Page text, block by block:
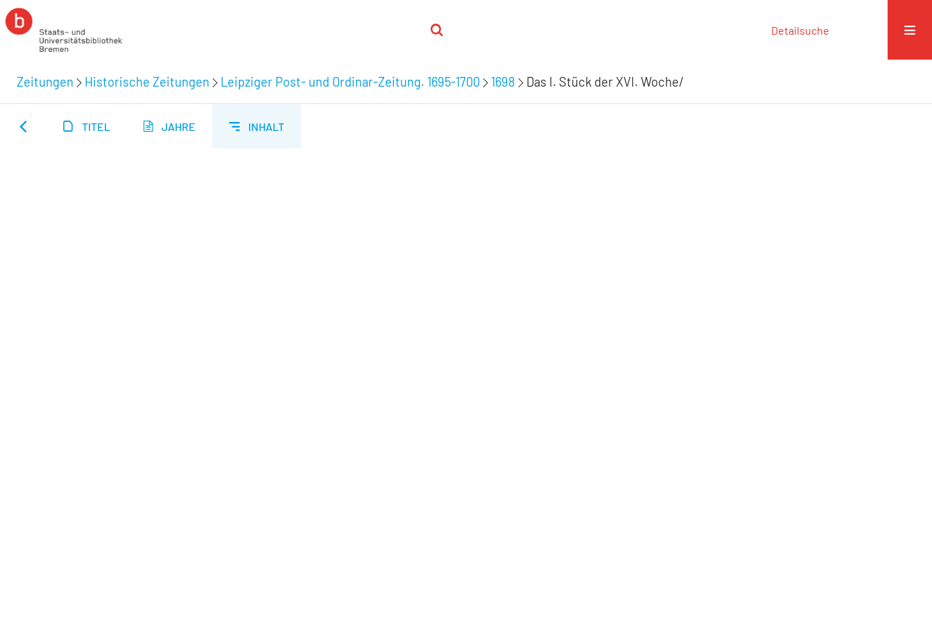
Detailsuche
Zeitungen Historische Zeitungen Leipziger Post- und Ordinar-Zeitung. 1695-1700 1698 Das I. Stück der XVI. Woche/
TITEL JAHRE INHALT